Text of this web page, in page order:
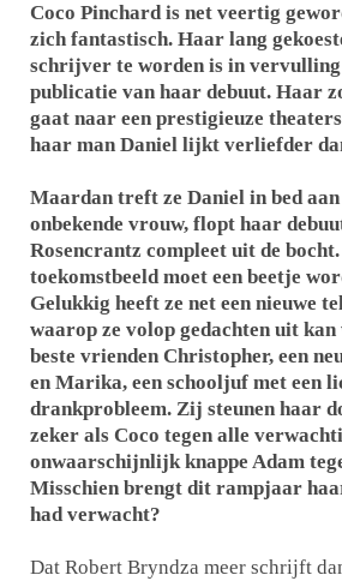
Coco Pinchard is net veertig
zich fantastisch. Haar lang
schrijver te worden is in vervulling
publicatie van haar debuut. Haar
gaat naar een prestigieuze
haar man Daniel lijkt verliefder
Maardan treft ze Daniel in bed aan
onbekende vrouw, flopt haar
Rosencrantz compleet uit de
toekomstbeeld moet een beetje
Gelukkig heeft ze net een nieuwe
waarop ze volop gedachten uit
beste vrienden Christopher, een
en Marika, een schooljuf met een
drankprobleem. Zij steunen haar
zeker als Coco tegen alle
onwaarschijnlijk knappe Adam
Misschien brengt dit rampjaar
had verwacht?
Dat Robert Bryndza meer schrijft